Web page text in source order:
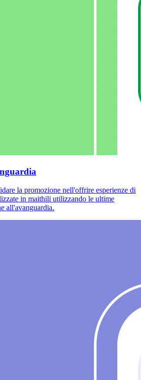
la promozione nell'offrire esperienze di
in maithili utilizzando le ultime
all'avanguardia.